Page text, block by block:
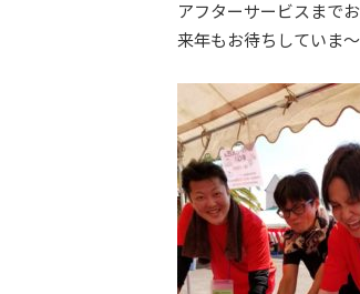
アフターサービスまで
来年もお待ちしていま